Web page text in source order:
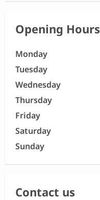
Opening Hours
Monday
Tuesday
Wednesday
Thursday
Friday
Saturday
Sunday
Contact us